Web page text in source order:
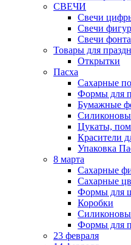
СВЕЧИ
Свечи
Свечи
Свечи
Товары для
Открытки
Пасха
Сахарные
Формы для
Бумажные
Цукаты,
Красители
Упаковка
8 марта
Сахарные
Сахарные
Формы для
Коробки
Формы для
23 февраля